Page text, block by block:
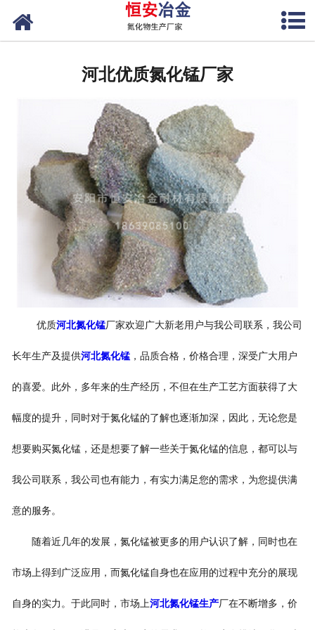
网站首页
河北氮化硅锰
河北氮化锰
河北优质氮化锰厂家
优质河北氮化锰厂家欢迎广大新老用户与我公司联系，我公司
长年生产及提供河北氮化锰，品质合格，价格合理，深受广大用户
的喜爱。此外，多年来的生产经历，不但在生产工艺方面获得了大
幅度的提升，同时对于氮化锰的了解也逐渐加深，因此，无论您是
想要购买氮化锰，还是想要了解一些关于氮化锰的信息，都可以与
我公司联系，我公司也有能力，有实力满足您的需求，为您提供满
意的服务。
随着近几年的发展，氮化锰被更多的用户认识了解，同时也在
市场上得到广泛应用，而氮化锰自身也在应用的过程中充分的展现
自身的实力。于此同时，市场上河北氮化锰生产厂在不断增多，价